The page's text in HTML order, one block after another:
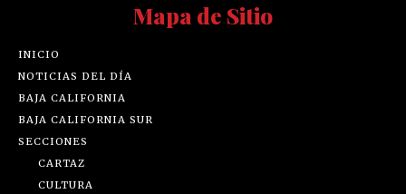
Mapa de Sitio
INICIO
NOTICIAS DEL DÍA
BAJA CALIFORNIA
BAJA CALIFORNIA SUR
SECCIONES
CARTAZ
CULTURA